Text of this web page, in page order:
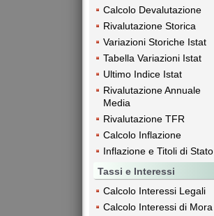
Calcolo Devalutazione
Rivalutazione Storica
Variazioni Storiche Istat
Tabella Variazioni Istat
Ultimo Indice Istat
Rivalutazione Annuale
Media
Rivalutazione TFR
Calcolo Inflazione
Inflazione e Titoli di Stato
Tassi e Interessi
Calcolo Interessi Legali
Calcolo Interessi di Mora